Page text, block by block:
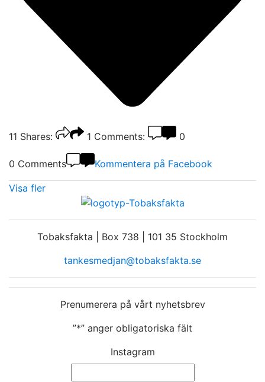
11 Shares: 1 Comments: 0
0 Comments Kommentera på Facebook
Visa fler
Tobaksfakta | Box 738 | 101 35 Stockholm
tankesmedjan@tobaksfakta.se
Prenumerera på vårt nyhetsbrev
”*” anger obligatoriska fält
Instagram